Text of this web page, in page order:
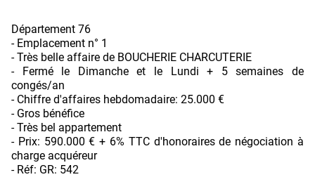
Département 76
- Emplacement n° 1
- Très belle affaire de BOUCHERIE CHARCUTERIE
- Fermé le Dimanche et le Lundi + 5 semaines de
congés/an
- Chiffre d'affaires hebdomadaire: 25.000 €
- Gros bénéfice
- Très bel appartement
- Prix: 590.000 € + 6% TTC d'honoraires de négociation à
charge acquéreur
- Réf: GR: 542